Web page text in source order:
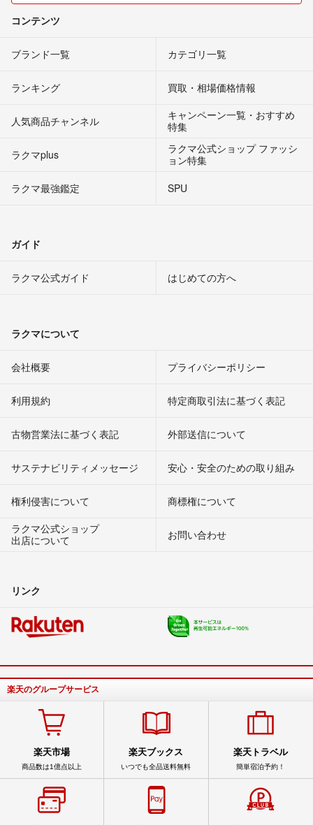
コンテンツ
ブランド一覧 カテゴリ一覧
ランキング 買取・相場価格情報
人気商品チャンネル
キャンペーン一覧・おすすめ
特集
ラクマplus
ラクマ公式ショップ ファッシ
ョン特集
ラクマ最強鑑定
SPU
ガイド
ラクマ公式ガイド はじめての方へ
ラクマについて
会社概要 プライバシーポリシー
利用規約 特定商取引法に基づく表記
古物営業法に基づく表記 外部送信について
サステナビリティメッセージ 安心・安全のための取り組み
権利侵害について
商標権について
ラクマ公式ショップ
出店について
お問い合わせ
リンク
楽天のグループサービス
楽天市場
商品数は1億点以上
楽天ブックス
いつでも全品送料無料
楽天トラベル
簡単宿泊予約！